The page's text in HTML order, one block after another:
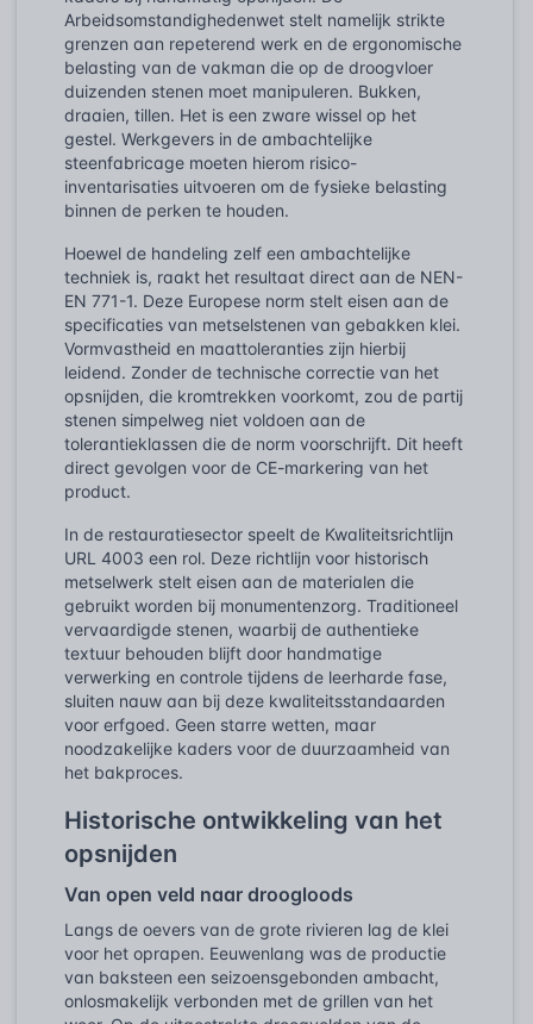
Arbeidsomstandighedenwet stelt namelijk strikte
grenzen aan repeterend werk en de ergonomische
belasting van de vakman die op de droogvloer
duizenden stenen moet manipuleren. Bukken,
draaien, tillen. Het is een zware wissel op het
gestel. Werkgevers in de ambachtelijke
steenfabricage moeten hierom risico-
inventarisaties uitvoeren om de fysieke belasting
binnen de perken te houden.
Hoewel de handeling zelf een ambachtelijke
techniek is, raakt het resultaat direct aan de NEN-
EN 771-1. Deze Europese norm stelt eisen aan de
specificaties van metselstenen van gebakken klei.
Vormvastheid en maattoleranties zijn hierbij
leidend. Zonder de technische correctie van het
opsnijden, die kromtrekken voorkomt, zou de partij
stenen simpelweg niet voldoen aan de
tolerantieklassen die de norm voorschrijft. Dit heeft
direct gevolgen voor de CE-markering van het
product.
In de restauratiesector speelt de Kwaliteitsrichtlijn
URL 4003 een rol. Deze richtlijn voor historisch
metselwerk stelt eisen aan de materialen die
gebruikt worden bij monumentenzorg. Traditioneel
vervaardigde stenen, waarbij de authentieke
textuur behouden blijft door handmatige
verwerking en controle tijdens de leerharde fase,
sluiten nauw aan bij deze kwaliteitsstandaarden
voor erfgoed. Geen starre wetten, maar
noodzakelijke kaders voor de duurzaamheid van
het bakproces.
Historische ontwikkeling van het
opsnijden
Van open veld naar droogloods
Langs de oevers van de grote rivieren lag de klei
voor het oprapen. Eeuwenlang was de productie
van baksteen een seizoensgebonden ambacht,
onlosmakelijk verbonden met de grillen van het